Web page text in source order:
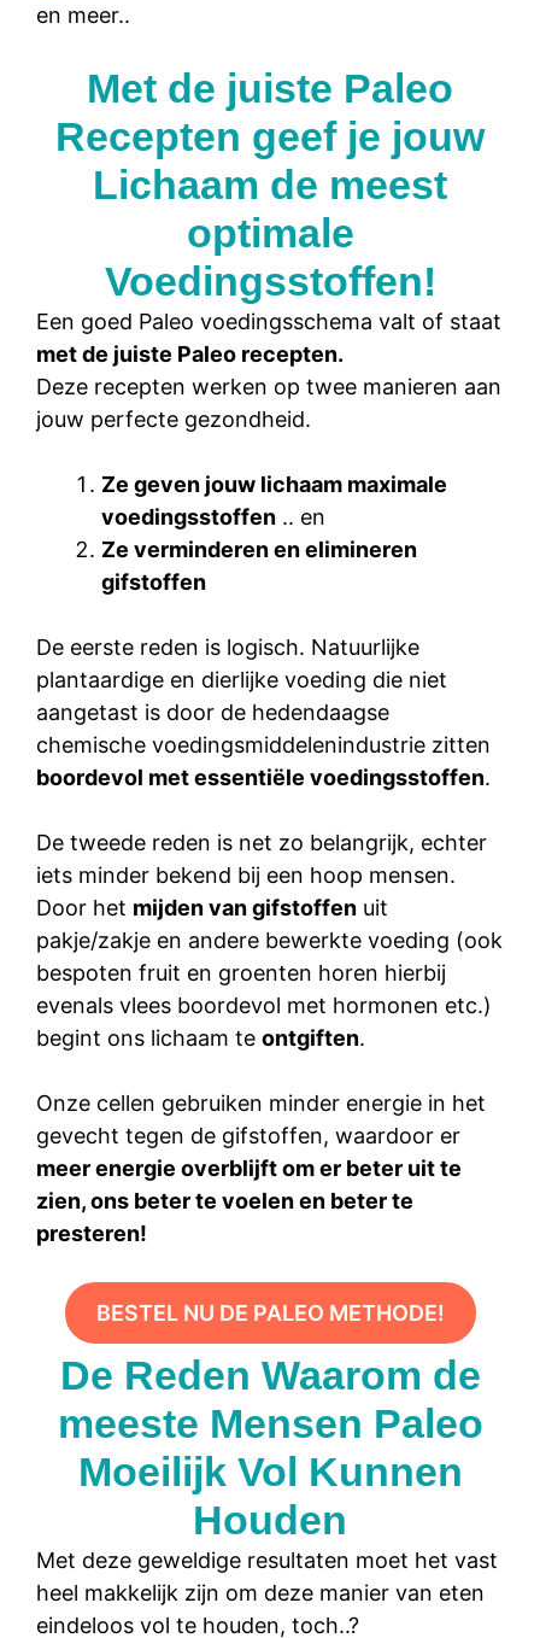
en meer..
Met de juiste Paleo
Recepten geef je jouw
Lichaam de meest
optimale
Voedingsstoffen!
Een goed Paleo voedingsschema valt of staat
met de juiste Paleo recepten.
Deze recepten werken op twee manieren aan
jouw perfecte gezondheid.
Ze geven jouw lichaam maximale
voedingsstoffen .. en
Ze verminderen en elimineren
gifstoffen
De eerste reden is logisch. Natuurlijke
plantaardige en dierlijke voeding die niet
aangetast is door de hedendaagse
chemische voedingsmiddelenindustrie zitten
boordevol met essentiële voedingsstoffen.
De tweede reden is net zo belangrijk, echter
iets minder bekend bij een hoop mensen.
Door het mijden van gifstoffen uit
pakje/zakje en andere bewerkte voeding (ook
bespoten fruit en groenten horen hierbij
evenals vlees boordevol met hormonen etc.)
begint ons lichaam te ontgiften.
Onze cellen gebruiken minder energie in het
gevecht tegen de gifstoffen, waardoor er
meer energie overblijft om er beter uit te
zien, ons beter te voelen en beter te
presteren!
BESTEL NU DE PALEO METHODE!
De Reden Waarom de
meeste Mensen Paleo
Moeilijk Vol Kunnen
Houden
Met deze geweldige resultaten moet het vast
heel makkelijk zijn om deze manier van eten
eindeloos vol te houden, toch..?